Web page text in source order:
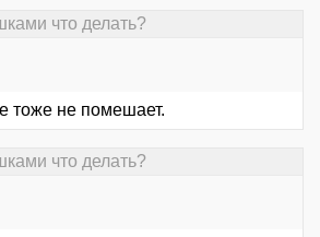
что делать?
тоже не помешает.
что делать?